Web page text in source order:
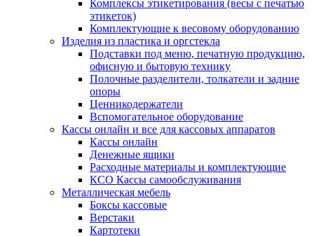
Комплексы этикетирования (весы с печатью
этикеток)
Комплектующие к весовому оборудованию
Изделия из пластика и оргстекла
Подставки под меню, печатную продукцию,
офисную и бытовую технику
Полочные разделители, толкатели и задние
опоры
Ценникодержатели
Вспомогательное оборудование
Кассы онлайн и все для кассовых аппаратов
Кассы онлайн
Денежные ящики
Расходные материалы и комплектующие
КСО Кассы самообслуживания
Металлическая мебель
Боксы кассовые
Верстаки
Картотеки